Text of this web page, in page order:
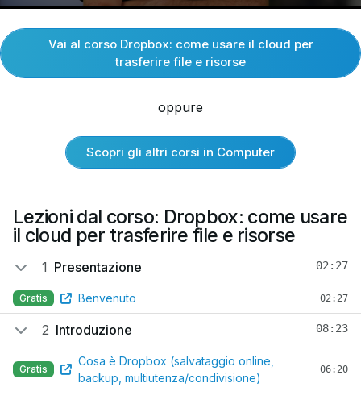
Vai al corso Dropbox: come usare il cloud per
trasferire file e risorse
oppure
Scopri gli altri corsi in Computer
Lezioni dal corso: Dropbox: come usare
il cloud per trasferire file e risorse
1 Presentazione 02:27
Gratis Benvenuto 02:27
2 Introduzione 08:23
Gratis
Cosa è Dropbox (salvataggio online,
backup, multiutenza/condivisione)
06:20